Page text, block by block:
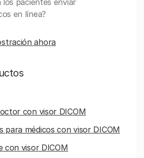
en línea?
ahora
con visor DICOM
para médicos con visor DICOM
con visor DICOM